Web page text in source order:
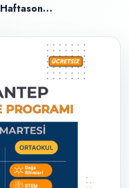
Bilim Gaziantep Haftasonu Atölyeleri